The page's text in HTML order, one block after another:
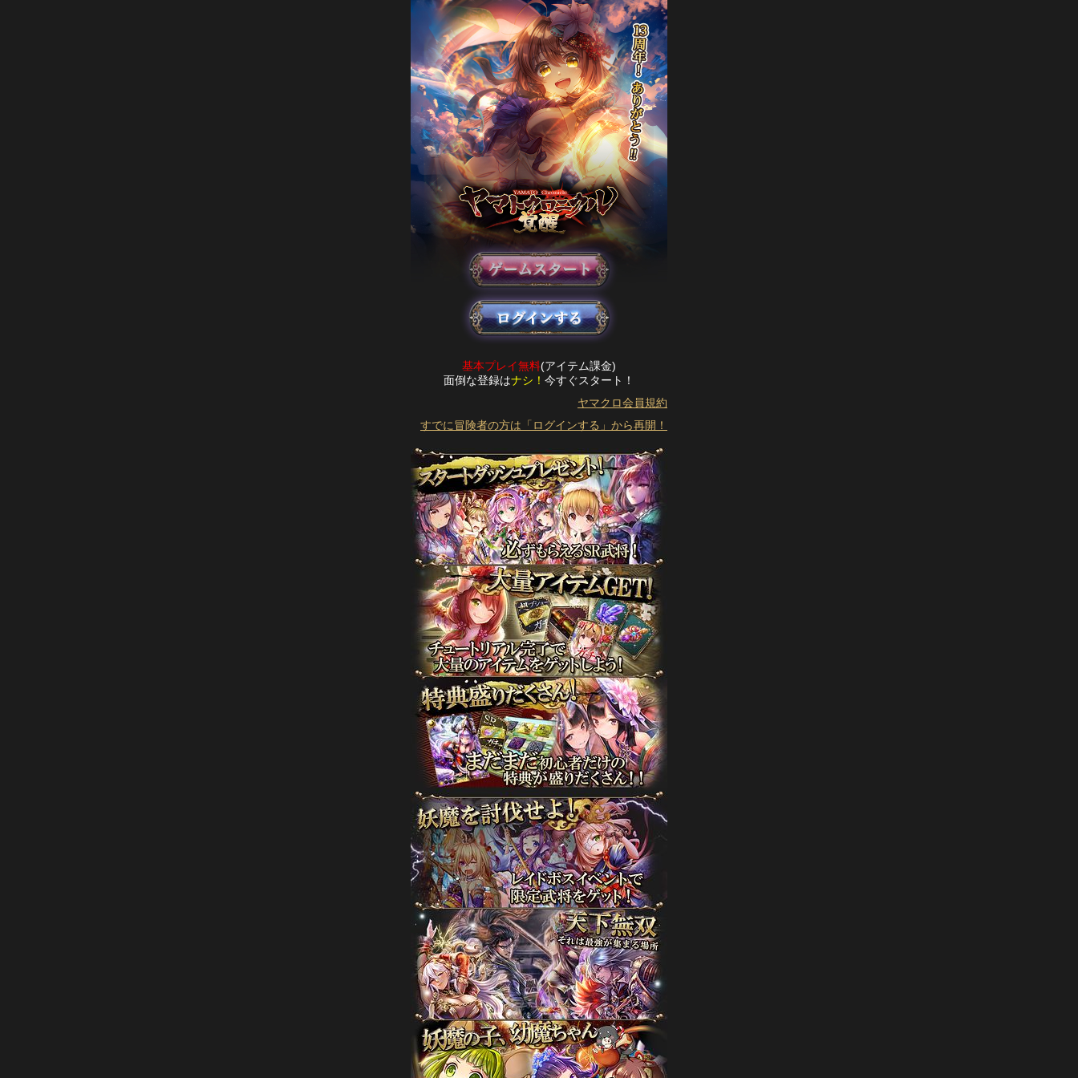
基本プレイ無料(アイテム課金)
面倒な登録はナシ！ 今すぐスタート！
ヤマクロ会員規約
すでに冒険者の方は「ログインする」から再開！